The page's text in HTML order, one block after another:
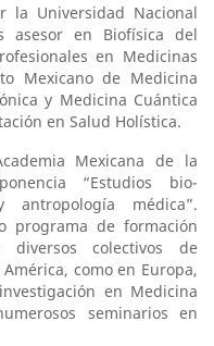
la Universidad Nacional
asesor en Biofísica del
en Medicinas
Mexicano de Medicina
y Medicina Cuántica
en Salud Holística.
Mexicana de la
“Estudios bio-
médica”.
programa de formación
colectivos de
como en Europa,
en Medicina
seminarios en